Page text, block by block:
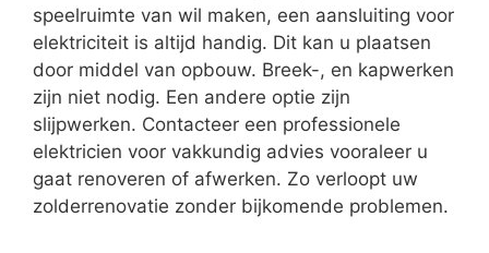
speelruimte van wil maken, een aansluiting voor
elektriciteit is altijd handig. Dit kan u plaatsen
door middel van opbouw. Breek-, en kapwerken
zijn niet nodig. Een andere optie zijn
slijpwerken. Contacteer een professionele
elektricien voor vakkundig advies vooraleer u
gaat renoveren of afwerken. Zo verloopt uw
zolderrenovatie zonder bijkomende problemen.